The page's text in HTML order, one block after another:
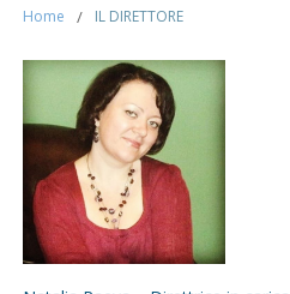
Home / IL DIRETTORE